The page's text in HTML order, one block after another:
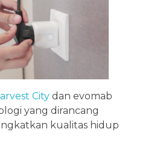
City dan evomab
yang dirancang
kualitas hidup